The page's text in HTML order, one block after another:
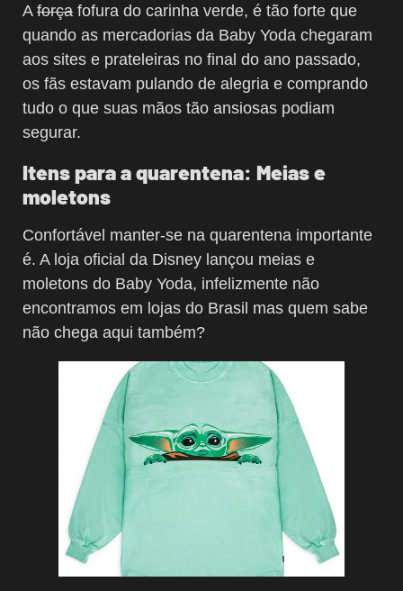
A força fofura do carinha verde, é tão forte que
quando as mercadorias da Baby Yoda chegaram
aos sites e prateleiras no final do ano passado,
os fãs estavam pulando de alegria e comprando
tudo o que suas mãos tão ansiosas podiam
segurar.
Itens para a quarentena: Meias e
moletons
Confortável manter-se na quarentena importante
é. A loja oficial da Disney lançou meias e
moletons do Baby Yoda, infelizmente não
encontramos em lojas do Brasil mas quem sabe
não chega aqui também?